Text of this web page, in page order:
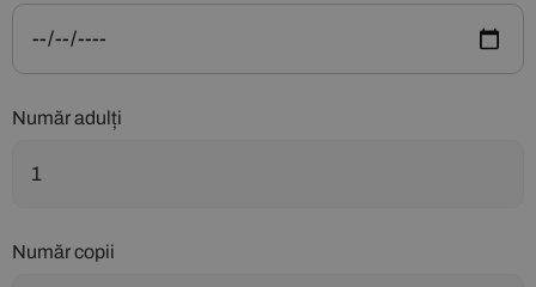
Număr adulți
Număr copii